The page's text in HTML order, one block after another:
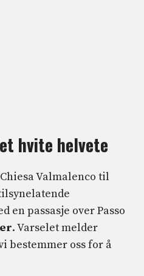
hvite helvete
Valmalenco til
en passasje over Passo
. Varselet melder
bestemmer oss for å